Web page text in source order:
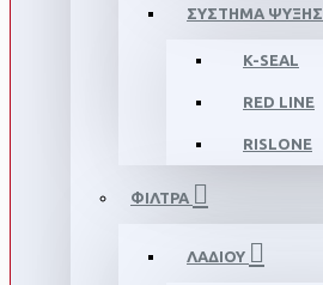
ΣΥΣΤΗΜΑ ΨΥΞΗΣ
K-SEAL
RED LINE
RISLONE
ΦΙΛΤΡΑ
ΛΑΔΙΟΥ